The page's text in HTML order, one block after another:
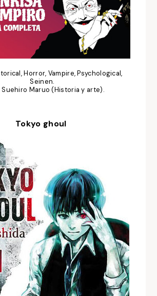
Horror, Vampire, Psychological,
Seinen.
Maruo (Historia y arte).
Tokyo ghoul